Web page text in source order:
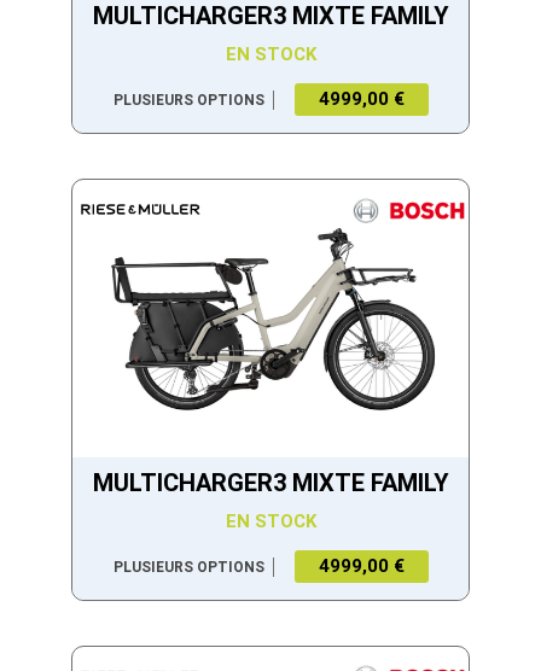
MULTICHARGER3 MIXTE FAMILY
EN STOCK
PLUSIEURS OPTIONS 4999,00 €
MULTICHARGER3 MIXTE FAMILY
EN STOCK
PLUSIEURS OPTIONS 4999,00 €